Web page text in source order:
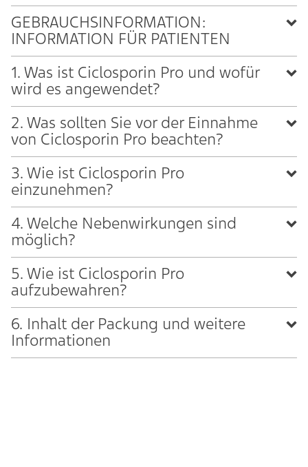
GEBRAUCHSINFORMATION:
INFORMATION FÜR PATIENTEN
1. Was ist Ciclosporin Pro und wofür
wird es angewendet?
2. Was sollten Sie vor der Einnahme
von Ciclosporin Pro beachten?
3. Wie ist Ciclosporin Pro
einzunehmen?
4. Welche Nebenwirkungen sind
möglich?
5. Wie ist Ciclosporin Pro
aufzubewahren?
6. Inhalt der Packung und weitere
Informationen